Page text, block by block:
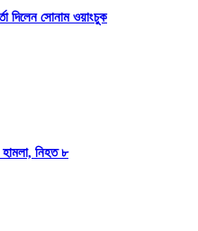
দিলেন সোনাম ওয়াংচুক
নিহত ৮